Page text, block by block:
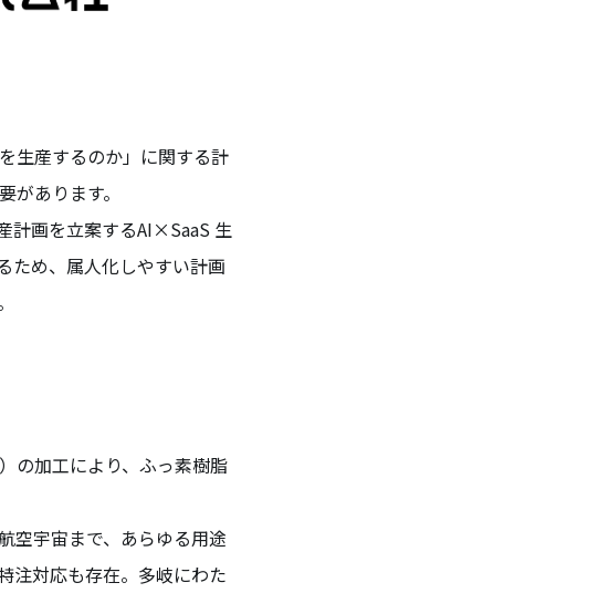
生産するのか」に関する計
あります。
計画を立案するAI×SaaS 生
ため、属人化しやすい計画
の加工により、ふっ素樹脂
空宇宙まで、あらゆる用途
注対応も存在。多岐にわた